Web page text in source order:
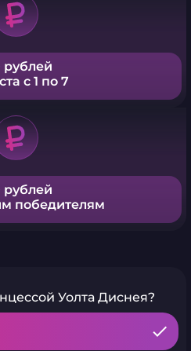
рублей
с 1 по 7
рублей
победителям
Уолта Диснея?